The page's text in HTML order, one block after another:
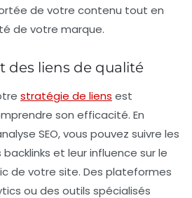
de votre contenu tout en
de votre marque.
des liens de qualité
stratégie de liens est
son efficacité. En
SEO, vous pouvez suivre les
et leur influence sur le
de votre site. Des plateformes
ou des outils spécialisés